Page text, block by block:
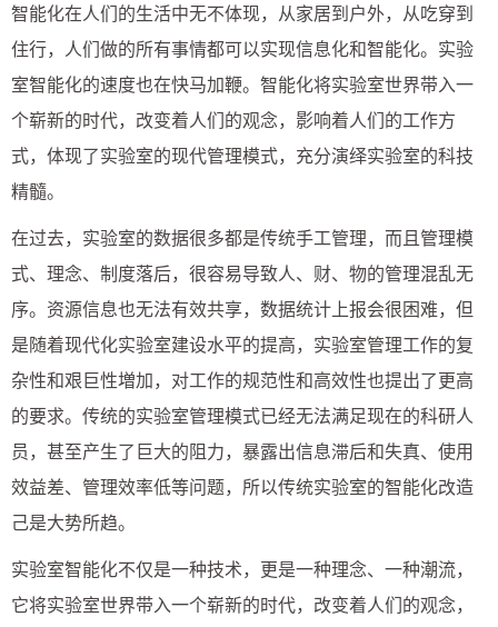
智能化在人们的生活中无不体现，从家居到户外，从吃穿到
住行，人们做的所有事情都可以实现信息化和智能化。实验
室智能化的速度也在快马加鞭。智能化将实验室世界带入一
个崭新的时代，改变着人们的观念，影响着人们的工作方
式，体现了实验室的现代管理模式，充分演绎实验室的科技
精髓。
在过去，实验室的数据很多都是传统手工管理，而且管理模
式、理念、制度落后，很容易导致人、财、物的管理混乱无
序。资源信息也无法有效共享，数据统计上报会很困难，但
是随着现代化实验室建设水平的提高，实验室管理工作的复
杂性和艰巨性増加，对工作的规范性和高效性也提出了更高
的要求。传统的实验室管理模式已经无法满足现在的科研人
员，甚至产生了巨大的阻力，暴露出信息滞后和失真、使用
效益差、管理效率低等问题，所以传统实验室的智能化改造
己是大势所趋。
实验室智能化不仅是一种技术，更是一种理念、一种潮流，
它将实验室世界带入一个崭新的时代，改变着人们的观念，